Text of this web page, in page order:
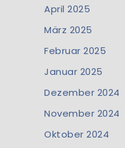
April 2025
März 2025
Februar 2025
Januar 2025
Dezember 2024
November 2024
Oktober 2024